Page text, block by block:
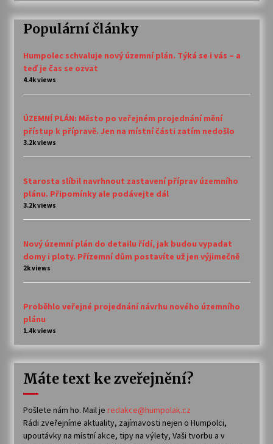
Populární články
Humpolec schvaluje nový územní plán. Týká se i vás – a
teď je čas se ozvat
4.4k views
ÚZEMNÍ PLÁN: Město po veřejném projednání mění
přístup k přípravě. Jen na místní části zatím nedošlo
3.2k views
Starosta slíbil navrhnout zastavení příprav územního
plánu. Připomínky ale podávejte dál
3.2k views
Nový územní plán do detailu řídí, jak budou vypadat
domy i ploty. Přízemní dům postavíte už jen výjimečně
2k views
Proběhlo veřejné projednání návrhu nového územního
plánu
1.4k views
Máte text ke zveřejnění?
Pošlete nám ho. Mail je redakce@humpolak.cz
Rádi zveřejníme aktuality, zajímavosti nejen o Humpolci,
upoutávky na místní akce, tipy na výlety, Vaši tvorbu a v